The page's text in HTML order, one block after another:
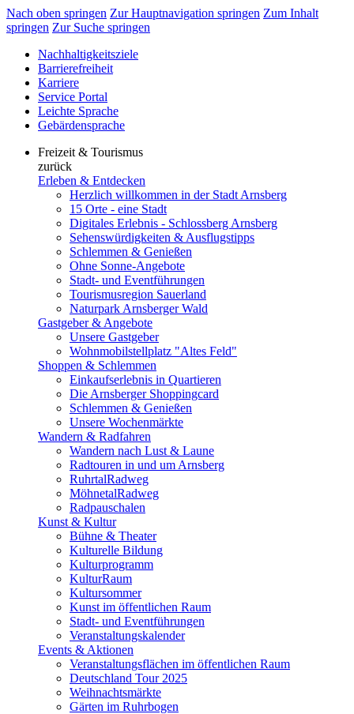
Nach oben springen Zur Hauptnavigation springen Zum Inhalt
springen Zur Suche springen
Nachhaltigkeitsziele
Barrierefreiheit
Karriere
Service Portal
Leichte Sprache
Gebärdensprache
Freizeit & Tourismus
zurück
Erleben & Entdecken
Herzlich willkommen in der Stadt Arnsberg
15 Orte - eine Stadt
Digitales Erlebnis - Schlossberg Arnsberg
Sehenswürdigkeiten & Ausflugstipps
Schlemmen & Genießen
Ohne Sonne-Angebote
Stadt- und Eventführungen
Tourismusregion Sauerland
Naturpark Arnsberger Wald
Gastgeber & Angebote
Unsere Gastgeber
Wohnmobilstellplatz "Altes Feld"
Shoppen & Schlemmen
Einkaufserlebnis in Quartieren
Die Arnsberger Shoppingcard
Schlemmen & Genießen
Unsere Wochenmärkte
Wandern & Radfahren
Wandern nach Lust & Laune
Radtouren in und um Arnsberg
RuhrtalRadweg
MöhnetalRadweg
Radpauschalen
Kunst & Kultur
Bühne & Theater
Kulturelle Bildung
Kulturprogramm
KulturRaum
Kultursommer
Kunst im öffentlichen Raum
Stadt- und Eventführungen
Veranstaltungskalender
Events & Aktionen
Veranstaltungsflächen im öffentlichen Raum
Deutschland Tour 2025
Weihnachtsmärkte
Gärten im Ruhrbogen